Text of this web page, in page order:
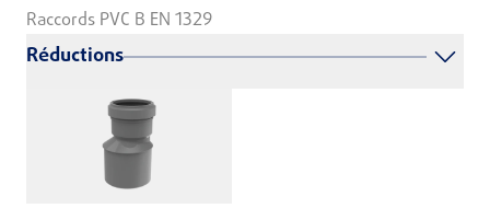
Raccords PVC B EN 1329
Réductions